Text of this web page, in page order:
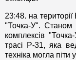
23:48. на
"Точка-У". Станом
комплексів
трасі Р-31, яка
техніка могла піти